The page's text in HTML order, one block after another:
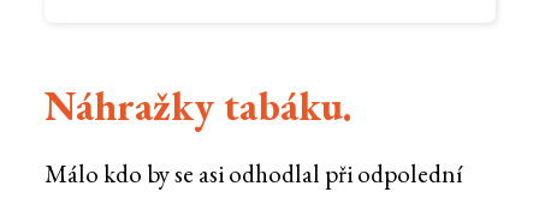
Náhražky tabáku.
Málo kdo by se asi odhodlal při odpolední